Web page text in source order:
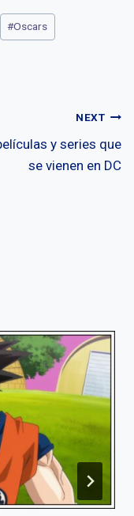
#Oscars
NEXT
y series que
se vienen en DC